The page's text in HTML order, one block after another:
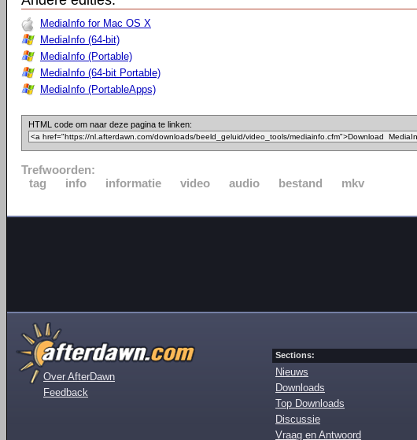
MediaInfo for Mac OS X
MediaInfo (64-bit)
MediaInfo (Portable)
MediaInfo (64-bit Portable)
MediaInfo (PortableApps)
HTML code om naar deze pagina te linken:
Trefwoorden:
tag
info informatie video audio bestand mkv
Over AfterDawn
Feedback
Sections:
Nieuws
Downloads
Top Downloads
Discussie
Vraag en Antwoord